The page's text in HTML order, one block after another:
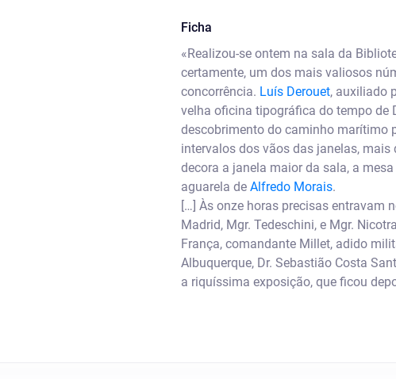
Ficha
«Realizou-se ontem na sala da
certamente, um dos mais valiosos
concorrência. Luís Derouet, auxiliado
velha oficina tipográfica do tempo de
descobrimento do caminho marítimo
intervalos dos vãos das janelas,
decora a janela maior da sala, a
aguarela de Alfredo Morais.
[…] Às onze horas precisas entravam
Madrid, Mgr. Tedeschini, e Mgr.
França, comandante Millet, adido
Albuquerque, Dr. Sebastião Costa
a riquíssima exposição, que ficou